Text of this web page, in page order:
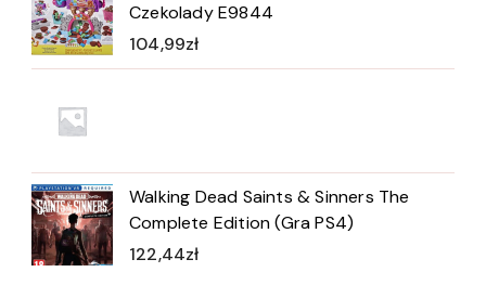
Czekolady E9844
104,99zł
Walking Dead Saints & Sinners The
Complete Edition (Gra PS4)
122,44zł